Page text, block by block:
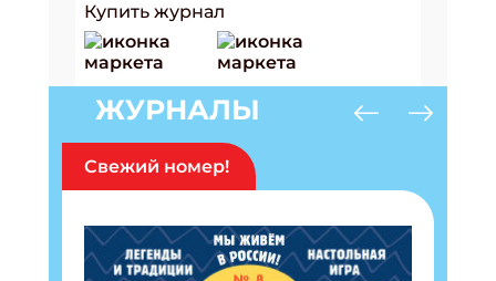
Купить журнал
ЖУРНАЛЫ
Свежий номер!